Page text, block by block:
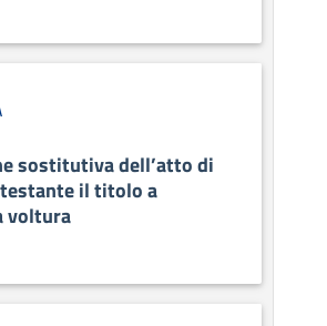
sostitutiva dell’atto di
il titolo a
voltura